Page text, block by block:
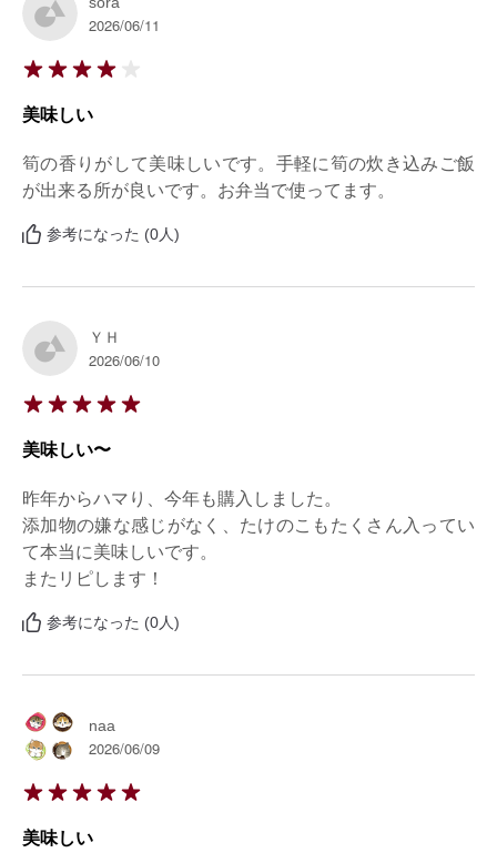
2026/06/11
美味しい
筍の香りがして美味しいです。手軽に筍の炊き込みご飯
が出来る所が良いです。お弁当で使ってます。
参考になった (0人)
ＹＨ
2026/06/10
美味しい〜
昨年からハマり、今年も購入しました。
添加物の嫌な感じがなく、たけのこもたくさん入ってい
て本当に美味しいです。
またリピします！
参考になった (0人)
naa
2026/06/09
美味しい